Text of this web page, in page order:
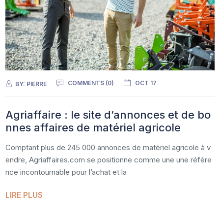
BY: PIERRE COMMENTS (0) OCT 17
Agriaffaire : le site d’annonces et de bo
nnes affaires de matériel agricole
Comptant plus de 245 000 annonces de matériel agricole à v
endre, Agriaffaires.com se positionne comme une une référe
nce incontournable pour l’achat et la
LIRE PLUS